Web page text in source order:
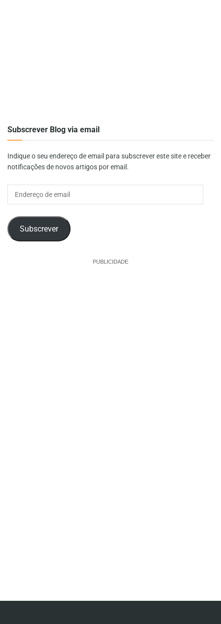
Subscrever Blog via email
Indique o seu endereço de email para subscrever este site e receber
notificações de novos artigos por email.
Subscrever
PUBLICIDADE